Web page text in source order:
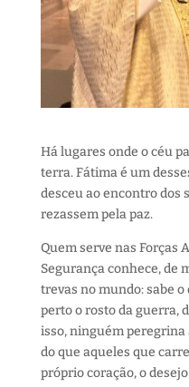
Há lugares onde o céu
terra. Fátima é um
desceu ao encontro dos
rezassem pela paz.
Quem serve nas Forças
Segurança conhece, de
trevas no mundo: sabe o
perto o rosto da guerra,
isso, ninguém peregrina
do que aqueles que
próprio coração, o